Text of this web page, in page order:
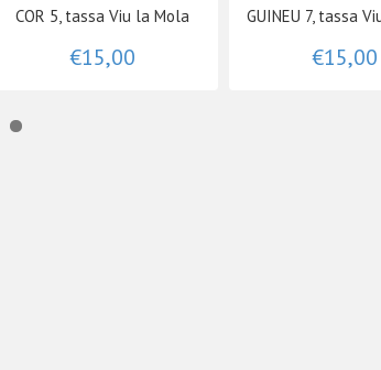
COR 5, tassa Viu la Mola
€15,00
GUINEU 7, tassa
€15,00